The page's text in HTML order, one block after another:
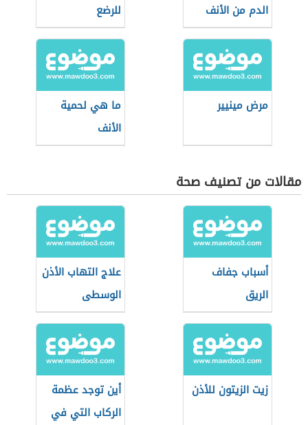
الدم من الأنف
للرضع
مرض مينيير
ما هي لحمية
الأنف
مقالات من تصنيف صحة
أسباب جفاف
الريق
علاج التهاب الأذن
الوسطى
زيت الزيتون للأذن
أين توجد عظمة
الركاب التي في